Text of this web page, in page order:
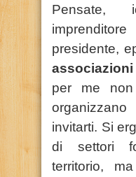
Pensate,
presidente,
per me
invitarti. Si
di settori
territorio,